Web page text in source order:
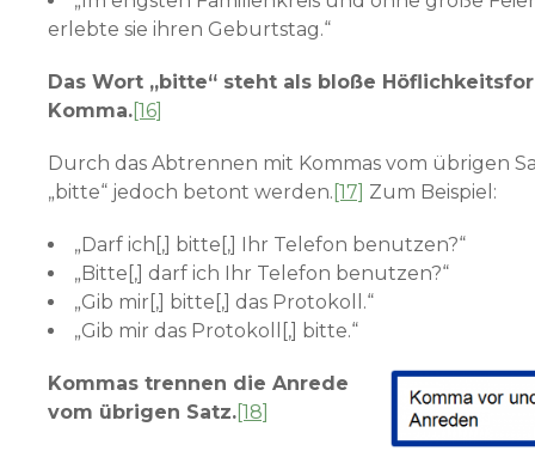
erlebte sie ihren Geburtstag.“
Das Wort „bitte“ steht als bloße
Komma.[16]
Durch das Abtrennen mit Kommas vom übrigen
„bitte“ jedoch betont werden. [17] Zum Beispiel:
„Darf ich[,] bitte[,] Ihr Telefon benutzen?“
„Bitte[,] darf ich Ihr Telefon benutzen?“
„Gib mir[,] bitte[,] das Protokoll.“
„Gib mir das Protokoll[,] bitte.“
Kommas trennen die Anrede
vom übrigen Satz.[18]